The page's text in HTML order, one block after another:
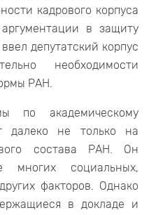
кадрового корпуса
в защиту
депутатский корпус
необходимости
РАН.
по академическому
далеко не только на
состава РАН. Он
многих социальных,
факторов. Однако
в докладе и